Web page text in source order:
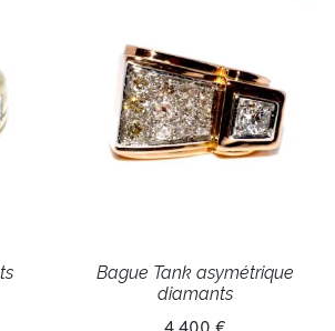
Bague Tank asymétrique
diamants